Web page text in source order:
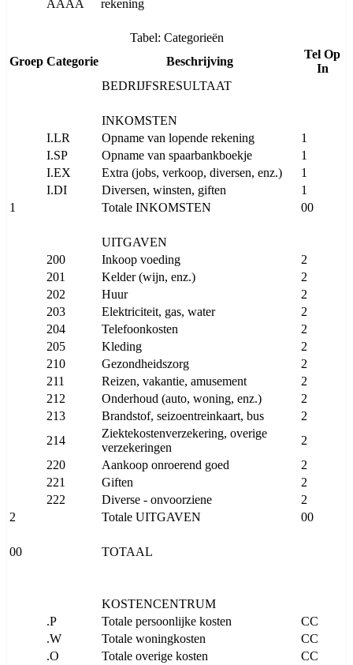
AAAA rekening
Tabel: Categorieën
Groep Categorie Beschrijving
Tel Op
In
BEDRIJFSRESULTAAT
INKOMSTEN
I.LR
Opname van lopende rekening
1
I.SP
Opname van spaarbankboekje
1
I.EX
Extra (jobs, verkoop, diversen, enz.)
1
I.DI
Diversen, winsten, giften
1
1
Totale INKOMSTEN 00
UITGAVEN
200
Inkoop voeding
2
201
Kelder (wijn, enz.)
2
202
Huur
2
203
Elektriciteit, gas, water
2
204
Telefoonkosten
2
205
Kleding
2
210
Gezondheidszorg
2
211
Reizen, vakantie, amusement
2
212
Onderhoud (auto, woning, enz.)
2
213
Brandstof, seizoentreinkaart, bus
2
214
Ziektekostenverzekering, overige
verzekeringen
2
220
Aankoop onroerend goed
2
221
Giften
2
222
Diverse - onvoorziene
2
2
Totale UITGAVEN 00
00 TOTAAL
KOSTENCENTRUM
.P
Totale persoonlijke kosten
CC
.W
Totale woningkosten
CC
.O
Totale overige kosten
CC